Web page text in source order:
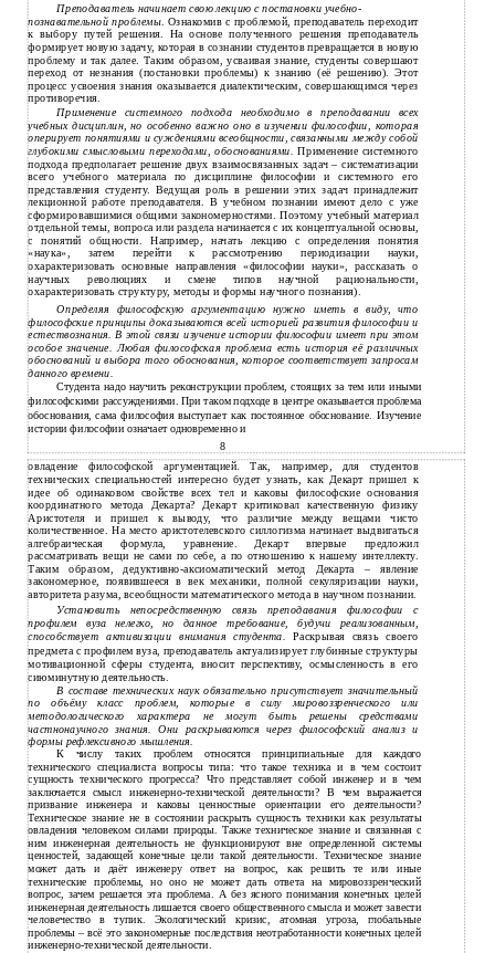
Преподаватель начинает свою лекцию с постановки учебно-
познавательной проблемы. Ознакомив с проблемой, преподаватель переходит
к выбору путей решения. На основе полученного решения преподаватель
формирует новую задачу, которая в сознании студентов превращается в новую
проблему и так далее. Таким образом, усваивая знание, студенты совершают
переход от незнания (постановки проблемы) к знанию (её решению). Этот
процесс усвоения знания оказывается диалектическим, совершающимся через
противоречия.
Применение системного подхода необходимо в преподавании всех
учебных дисциплин, но особенно важно оно в изучении философии, которая
оперирует понятиями и суждениями всеобщности, связанными между собой
глубокими смысловыми переходами, обоснованиями.Применение системного
подхода предполагает решение двух взаимосвязанных задач – систематизации
всего учебного материала по дисциплине философии и системного его
представления студенту. Ведущая роль в решении этих задач принадлежит
лекционной работе преподавателя. В учебном познании имеют дело с уже
сформировавшимися общими закономерностями. Поэтому учебный материал
отдельной темы, вопроса или раздела начинается с их концептуальной основы,
с понятий общности. Например, начать лекцию с определения понятия
«наука», затем перейти к рассмотрению периодизации науки,
охарактеризовать основные направления «философии науки», рассказать о
научных революциях и смене типов научной рациональности,
охарактеризовать структуру, методы и формы научного познания).
Определяя философскую аргументацию нужно иметь в виду, что
философские принципы доказываются всей историей развития философии и
естествознания. В этой связи изучение истории философии имеет при этом
особое значение. Любая философская проблема есть история её различных
обоснований и выбора того обоснования, которое соответствует запросам
данного времени.
Студента надо научить реконструкции проблем, стоящих за тем или иными
философскими рассуждениями. При таком подходе в центре оказывается проблема
обоснования, сама философия выступает как постоянное обоснование. Изучение
истории философии означает одновременно и
8
овладение философской аргументацией. Так, например, для студентов
технических специальностей интересно будет узнать, как Декарт пришел к
идее об одинаковом свойстве всех тел и каковы философские основания
координатного метода Декарта? Декарт критиковал качественную физику
Аристотеля и пришел к выводу, что различие между вещами чисто
количественное. На место аристотелевского силлогизма начинает выдвигаться
алгебраическая формула, уравнение. Декарт впервые предложил
рассматривать вещи не сами по себе, а по отношению к нашему интеллекту.
Таким образом, дедуктивно-аксиоматический метод Декарта – явление
закономерное, появившееся в век механики, полной секуляризации науки,
авторитета разума, всеобщности математического метода в научном познании.
Установить непосредственную связь преподавания философии с
профилем вуза нелегко, но данное требование, будучи реализованным,
способствует активизации внимания студента.Раскрывая связь своего
предмета с профилем вуза, преподаватель актуализирует глубинные структуры
мотивационной сферы студента, вносит перспективу, осмысленность в его
сиюминутную деятельность.
В составе технических наук обязательно присутствует значительный
по объёму класс проблем, которые в силу мировоззренческого или
методологического характера не могут быть решены средствами
частнонаучного знания. Они раскрываются через философский анализ и
формы рефлексивного мышления.
К числу таких проблем относятся принципиальные для каждого
технического специалиста вопросы типа: что такое техника и в чем состоит
сущность технического прогресса? Что представляет собой инженер и в чем
заключается смысл инженерно-технической деятельности? В чем выражается
призвание инженера и каковы ценностные ориентации его деятельности?
Техническое знание не в состоянии раскрыть сущность техники как результаты
овладения человеком силами природы. Также техническое знание и связанная с
ним инженерная деятельность не функционируют вне определенной системы
ценностей, задающей конечные цели такой деятельности. Техническое знание
может дать и даёт инженеру ответ на вопрос, как решить те или иные
технические проблемы, но оно не может дать ответа на мировоззренческий
вопрос, зачем решается эта проблема. А без ясного понимания конечных целей
инженерная деятельность лишается своего общественного смысла и может завести
человечество в тупик. Экологический кризис, атомная угроза, глобальные
проблемы – всё это закономерные последствия неотработанности конечных целей
инженерно-технической деятельности.